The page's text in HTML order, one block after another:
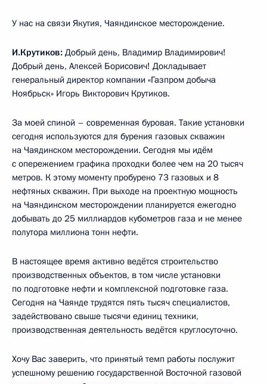
У нас на связи Якутия, Чаяндинское месторождение.
И.Крутиков: Добрый день, Владимир Владимирович!
Добрый день, Алексей Борисович! Докладывает
генеральный директор компании «Газпром добыча
Ноябрьск» Игорь Викторович Крутиков.
За моей спиной – современная буровая. Такие установки
сегодня используются для бурения газовых скважин
на Чаядинском месторождении. Сегодня мы идём
с опережением графика проходки более чем на 20 тысяч
метров. К этому моменту пробурено 73 газовых и 8
нефтяных скважин. При выходе на проектную мощность
на Чаяндинском месторождении планируется ежегодно
добывать до 25 миллиардов кубометров газа и не менее
полутора миллиона тонн нефти.
В настоящее время активно ведётся строительство
производственных объектов, в том числе установки
по подготовке нефти и комплексной подготовке газа.
Сегодня на Чаянде трудятся пять тысяч специалистов,
задействовано свыше тысячи единиц техники,
производственная деятельность ведётся круглосуточно.
Хочу Вас заверить, что принятый темп работы послужит
успешному решению государственной Восточной газовой